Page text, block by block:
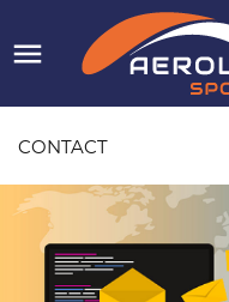

CONTACT